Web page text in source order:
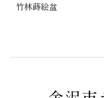
竹林蒔絵盆